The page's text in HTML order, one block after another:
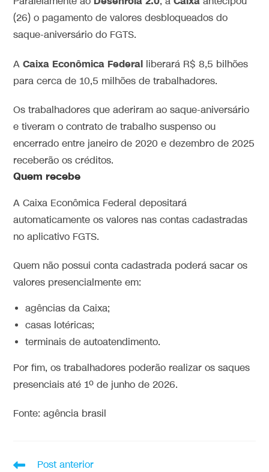
(26) o pagamento de valores desbloqueados do
saque-aniversário do FGTS.
A Caixa Econômica Federal liberará R$ 8,5 bilhões
para cerca de 10,5 milhões de trabalhadores.
Os trabalhadores que aderiram ao saque-aniversário
e tiveram o contrato de trabalho suspenso ou
encerrado entre janeiro de 2020 e dezembro de 2025
receberão os créditos.
Quem recebe
A Caixa Econômica Federal depositará
automaticamente os valores nas contas cadastradas
no aplicativo FGTS.
Quem não possui conta cadastrada poderá sacar os
valores presencialmente em:
agências da Caixa;
casas lotéricas;
terminais de autoatendimento.
Por fim, os trabalhadores poderão realizar os saques
presenciais até 1º de junho de 2026.
Fonte: agência brasil
Post anterior